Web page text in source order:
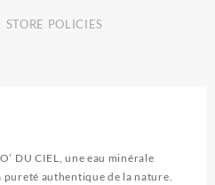
STORE POLICIES
O’ DU CIEL, une eau minérale
authentique de la nature.